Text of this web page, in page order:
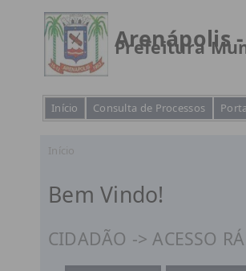
Prefeitura
Arenápolis
Início Consulta de Processos
Início
Bem Vindo!
CIDADÃO -> ACESSO